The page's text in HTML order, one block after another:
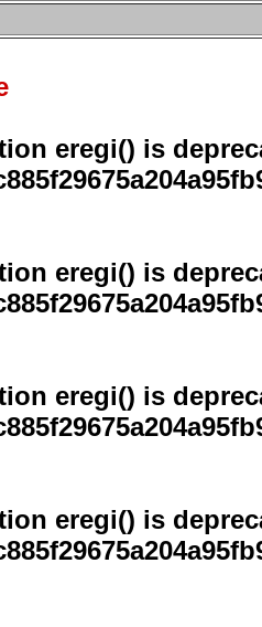
eregi() is
eregi() is
eregi() is
eregi() is